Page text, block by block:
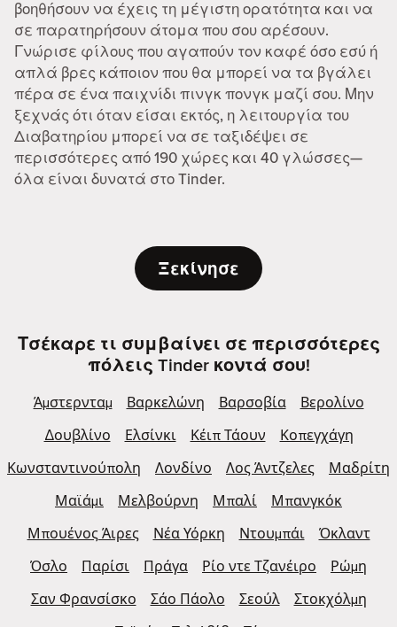
βοηθήσουν να έχεις τη μέγιστη ορατότητα και να
σε παρατηρήσουν άτομα που σου αρέσουν.
Γνώρισε φίλους που αγαπούν τον καφέ όσο εσύ ή
απλά βρες κάποιον που θα μπορεί να τα βγάλει
πέρα σε ένα παιχνίδι πινγκ πονγκ μαζί σου. Μην
ξεχνάς ότι όταν είσαι εκτός, η λειτουργία του
Διαβατηρίου μπορεί να σε ταξιδέψει σε
περισσότερες από 190 χώρες και 40 γλώσσες—
όλα είναι δυνατά στο Tinder.
Ξεκίνησε
Τσέκαρε τι συμβαίνει σε περισσότερες
πόλεις Tinder κοντά σου!
Άμστερνταμ Βαρκελώνη Βαρσοβία
Βερολίνο
Δουβλίνο
Ελσίνκι Κέιπ Τάουν
Κοπεγχάγη
Κωνσταντινούπολη
Λονδίνο Λος Άντζελες
Μαδρίτη
Μαϊάμι
Μελβούρνη Μπαλί
Μπανγκόκ
Μπουένος Άιρες
Νέα Υόρκη Ντουμπάι
Όκλαντ
Όσλο
Παρίσι Πράγα Ρίο ντε Τζανέιρο
Ρώμη
Σαν Φρανσίσκο
Σάο Πάολο Σεούλ
Στοκχόλμη